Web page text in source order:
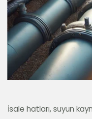
İsale hatları, suyun